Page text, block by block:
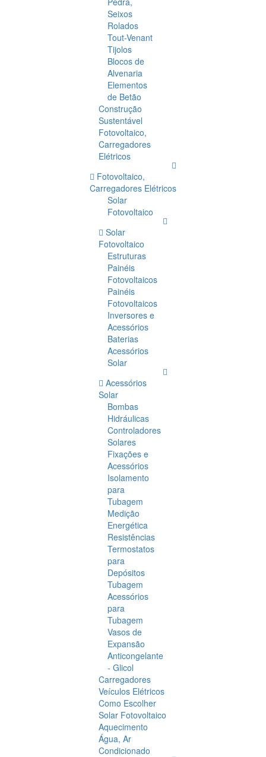
Seixos
Rolados
Tout-Venant
Tijolos
Blocos de
Alvenaria
Elementos
de Betão
Construção
Sustentável
Fotovoltaico,
Carregadores
Elétricos
Fotovoltaico,
Carregadores Elétricos
Solar
Fotovoltaico
Solar
Fotovoltaico
Estruturas
Painéis
Fotovoltaicos
Painéis
Fotovoltaicos
Inversores e
Acessórios
Baterias
Acessórios
Solar
Acessórios
Solar
Bombas
Hidráulicas
Controladores
Solares
Fixações e
Acessórios
Isolamento
para
Tubagem
Medição
Energética
Resistências
Termostatos
para
Depósitos
Tubagem
Acessórios
para
Tubagem
Vasos de
Expansão
Anticongelante
- Glicol
Carregadores
Veículos Elétricos
Como Escolher
Solar Fotovoltaico
Aquecimento
Água, Ar
Condicionado